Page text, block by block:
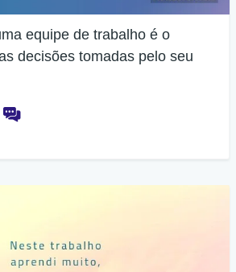
equipe de trabalho é o
decisões tomadas pelo seu